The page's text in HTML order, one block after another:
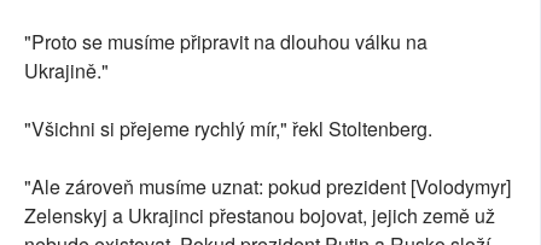
"Proto se musíme připravit na dlouhou válku na
Ukrajině."
"Všichni si přejeme rychlý mír," řekl Stoltenberg.
"Ale zároveň musíme uznat: pokud prezident [Volodymyr]
Zelenskyj a Ukrajinci přestanou bojovat, jejich země už